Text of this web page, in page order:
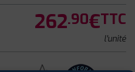
262.90€TTC
l'unité